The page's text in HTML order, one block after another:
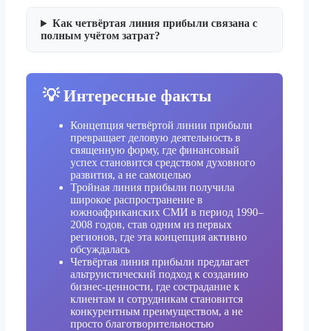
Как четвёртая линия прибыли связана с
полным учётом затрат?
💡 Интересные факты
Концепция четвёртой линии прибыли
превращает деловую деятельность в
священную форму, где финансовый
успех становится средством духовного
развития, а не самоцелью
Тройная линия прибыли получила
широкое распространение в
южноафриканских СМИ в период 1990–
2008 годов, став одним из первых
регионов, где эта концепция активно
обсуждалась
Четвёртая линия прибыли предлагает
альтруистический подход к созданию
бизнес-ценности, где сострадание к
клиентам и сотрудникам становится
конкурентным преимуществом, а не
просто благотворительностью